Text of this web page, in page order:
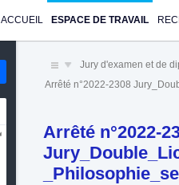
ACCUEIL ESPACE DE TRAVAIL
Jury d'examen et de
Arrêté n°2022-2308
Arrêté n°2022-